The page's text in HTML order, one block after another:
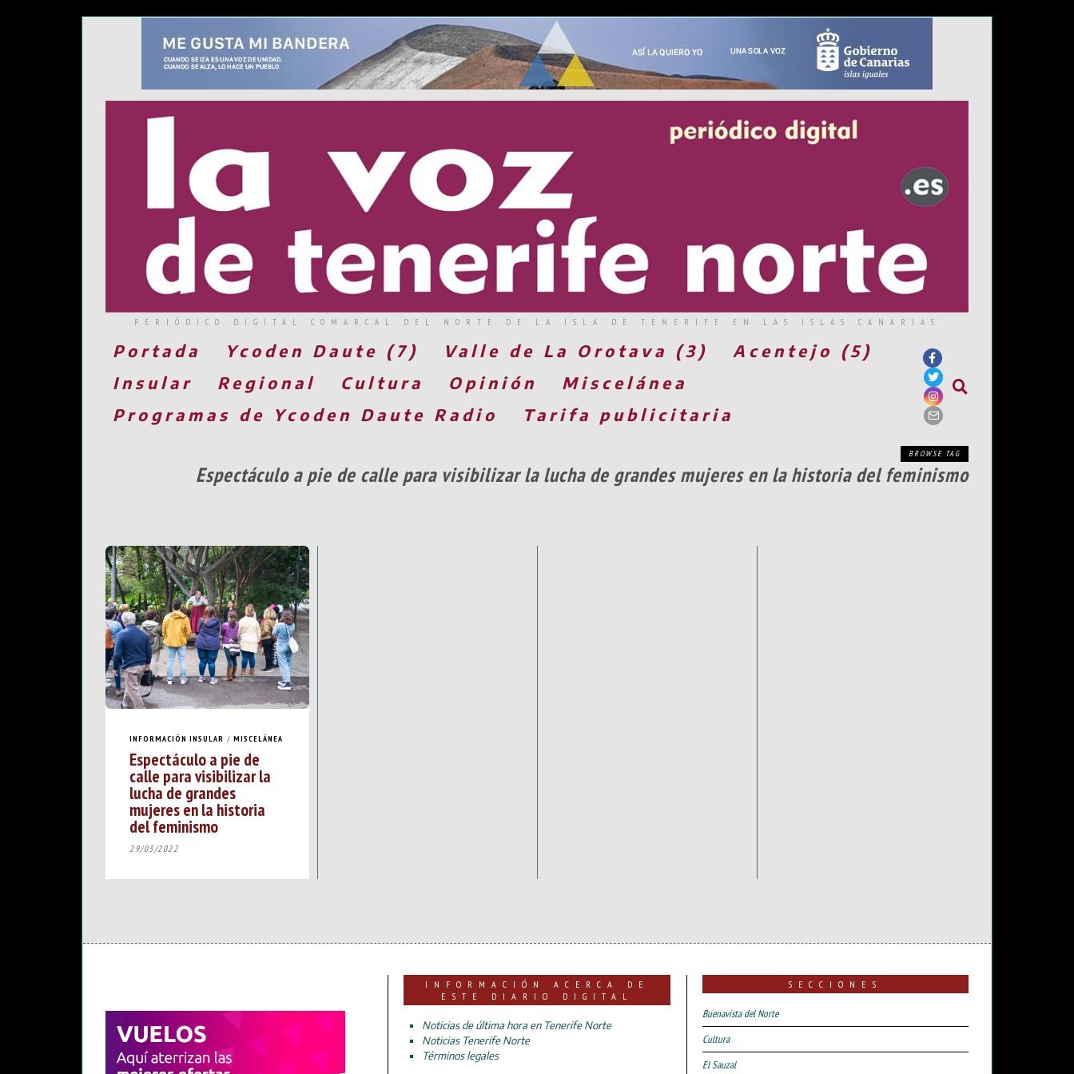
PERIÓDICO DIGITAL COMARCAL DEL NORTE DE LA ISLA DE TENERIFE EN LAS ISLAS CANARIAS
Portada Ycoden Daute (7) Valle de La Orotava (3)
Acentejo (5)
Insular
Regional Cultura Opinión
Miscelánea
Programas de Ycoden Daute Radio
Tarifa publicitaria
BROWSE TAG
Espectáculo a pie de calle para visibilizar la lucha de grandes mujeres en la historia del feminismo
INFORMACIÓN INSULAR / MISCELÁNEA
Espectáculo a pie de
calle para visibilizar la
lucha de grandes
mujeres en la historia
del feminismo
29/03/2022
INFORMACIÓN ACERCA DE
ESTE DIARIO DIGITAL
Noticias de última hora en Tenerife Norte
Noticias Tenerife Norte
Términos legales
SECCIONES
Buenavista del Norte
Cultura
El Sauzal